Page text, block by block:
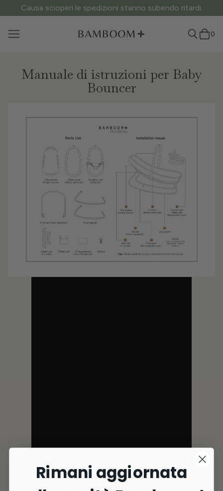
Causa scioperi le spedizioni stanno subendo ritardi.
0
Manuale di istruzioni per Baby
Bouncer
Rimani aggiornata